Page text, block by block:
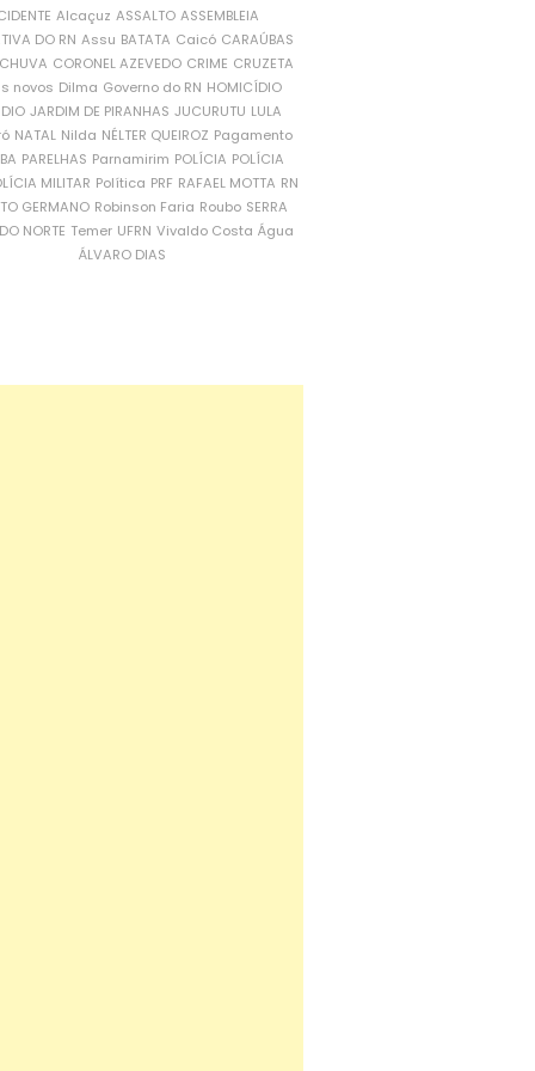
Alcaçuz ASSALTO ASSEMBLEIA
DO RN Assu BATATA Caicó CARAÚBAS
CORONEL AZEVEDO CRIME CRUZETA
novos Dilma Governo do RN HOMICÍDIO
JARDIM DE PIRANHAS JUCURUTU LULA
NATAL Nilda NÉLTER QUEIROZ Pagamento
PARELHAS Parnamirim POLÍCIA POLÍCIA
MILITAR Política PRF RAFAEL MOTTA RN
GERMANO Robinson Faria Roubo SERRA
NORTE Temer UFRN Vivaldo Costa Água
ÁLVARO DIAS